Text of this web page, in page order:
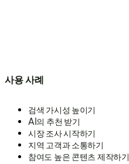
사용 사례
검색 가시성 높이기
AI의 추천 받기
시장 조사 시작하기
지역 고객과 소통하기
참여도 높은 콘텐츠 제작하기